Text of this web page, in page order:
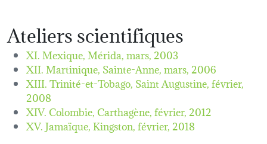
Ateliers scientifiques
XI. Mexique, Mérida,mars, 2003
XII. Martinique, Sainte-Anne,mars, 2006
XIII. Trinité-et-Tobago, Saint Augustine,février,
2008
XIV. Colombie, Carthagène,février, 2012
XV. Jamaïque, Kingston,février, 2018